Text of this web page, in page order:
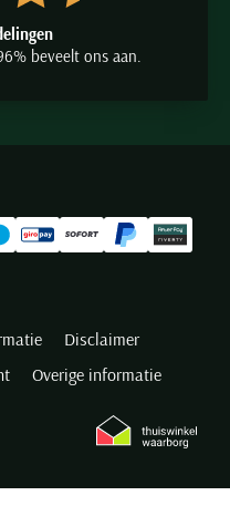
beveelt ons aan.
Disclaimer
Overige informatie